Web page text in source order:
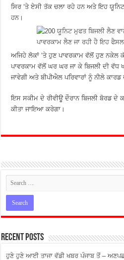
ਸਿਰ ‘ਤੇ ਏਸੀ ਤੱਕ ਚਲਾ ਰਹੇ ਹਨ ਅਤੇ ਇਹ
ਹਨ।
ਅਜਿਹੇ ਲੋਕਾਂ ‘ਤੇ ਹੁਣ ਪਾਵਰਕਾਮ ਵੱਲੋਂ ਹੁਣ ਨਕੇਲ
ਪਾਵਰਕਾਮ ਵੱਲੋਂ ਘਰ ਘਰ ਜਾ ਕੇ ਬਿਜਲੀ ਦੀ ਵੱਧ
ਜਾਵੇਗੀ ਅਤੇ ਬੀਪੀਐਲ ਪਰਿਵਾਰਾਂ ਨੂੰ ਨੀਲੇ ਕਾਰਡ
ਇਸ ਸਕੀਮ ਦੇ ਰੀਵੀਊ ਦੌਰਾਨ ਬਿਜਲੀ ਬੋਰਡ
ਕੀਤਾ ਜਾਇਆ ਕਰੇਗਾ।
Recent Posts
ਹੁਣੇ ਹੁਣੇ ਆਈ ਤਾਜਾ ਵੱਡੀ ਖਬਰ ਪੰਜਾਬ ਤੋਂ –